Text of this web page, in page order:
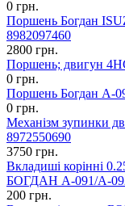
0 грн.
Поршень Богдан
8982097460
2800 грн.
Поршень; двигун
0 грн.
Поршень Богдан А-
0 грн.
Механізм зупинки
8972550690
3750 грн.
Вкладиші корінні
БОГДАН А-091/А-
200 грн.